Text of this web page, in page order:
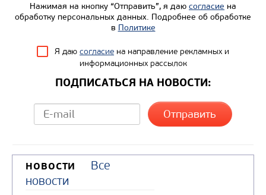
Колесная формула
Узнать цену
Нажимая на кнопку “Отправить”, я даю согласие на
обработку персональных данных. Подробнее об обработке
в Политике
Я даю согласие на направление рекламных и
информационных рассылок
ПОДПИСАТЬСЯ НА НОВОСТИ:
НОВОСТИ
Все
новости